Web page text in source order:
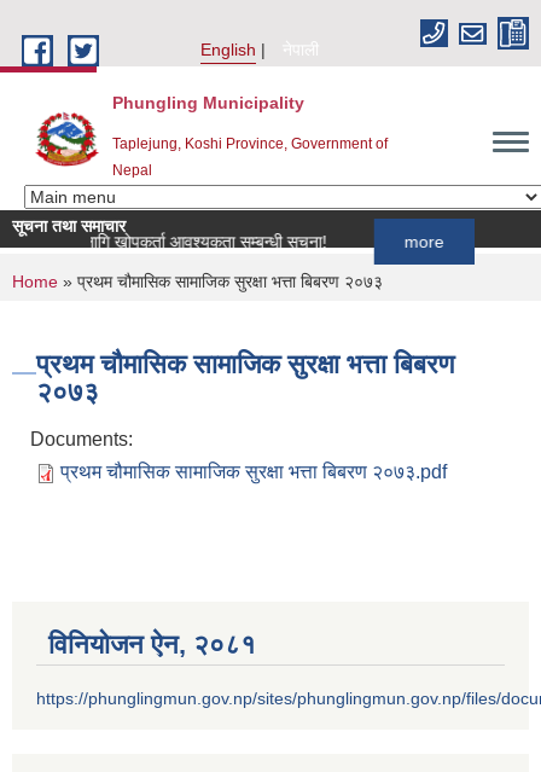
English
नेपाली
Phungling Municipality
Taplejung, Koshi Province, Government of
Nepal
सूचना तथा समाचार
लागि खोपकर्ता आवश्यकता सम्बन्धी सूचना!
You are here
Home » प्रथम चौमासिक सामाजिक सुरक्षा भत्ता बिबरण २०७३
प्रथम चौमासिक सामाजिक सुरक्षा भत्ता बिबरण
२०७३
Documents:
प्रथम चौमासिक सामाजिक सुरक्षा भत्ता बिबरण २०७३.pdf
विनियोजन ऐन‚ २०८१
https://phunglingmun.gov.np/sites/phunglingmun.gov.np/files/